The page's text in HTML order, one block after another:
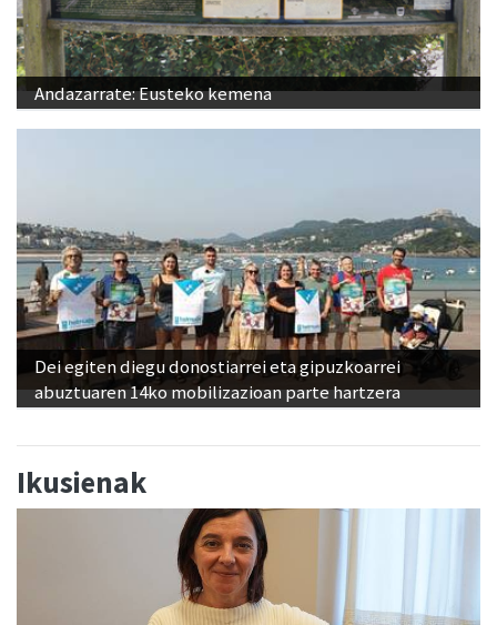
Andazarrate: Eusteko kemena
Dei egiten diegu donostiarrei eta gipuzkoarrei
abuztuaren 14ko mobilizazioan parte hartzera
Ikusienak